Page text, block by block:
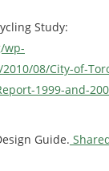
Study:
wp-
08/City-of-
1999-and-
Guide.